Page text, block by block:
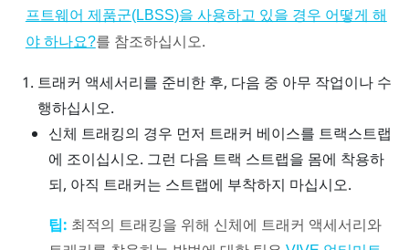
프트웨어 제품군(LBSS)을 사용하고 있을 경우 어떻게 해
야 하나요?를 참조하십시오.
트래커 액세서리를 준비한 후, 다음 중 아무 작업이나 수
행하십시오.
신체 트래킹의 경우 먼저 트래커 베이스를 트랙스트랩
에 조이십시오. 그런 다음 트랙 스트랩을 몸에 착용하
되, 아직 트래커는 스트랩에 부착하지 마십시오.
팁: 최적의 트래킹을 위해 신체에 트래커 액세서리와